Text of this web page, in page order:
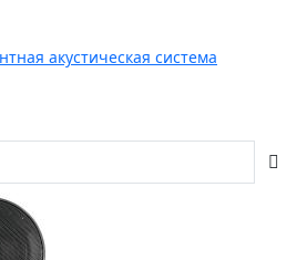
акустическая система